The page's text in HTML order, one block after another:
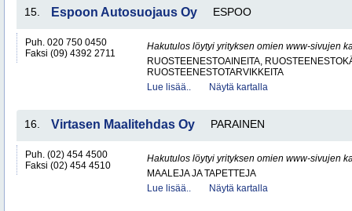
15. Espoon Autosuojaus Oy ESPOO
Puh. 020 750 0450
Faksi (09) 4392 2711
Hakutulos löytyi yrityksen omien www-sivujen
RUOSTEENESTOAINEITA,
RUOSTEENESTOTARVIKKEITA
Lue lisää..
Näytä kartalla
16. Virtasen Maalitehdas Oy PARAINEN
Puh. (02) 454 4500
Faksi (02) 454 4510
Hakutulos löytyi yrityksen omien www-sivujen
MAALEJA JA TAPETTEJA
Lue lisää..
Näytä kartalla